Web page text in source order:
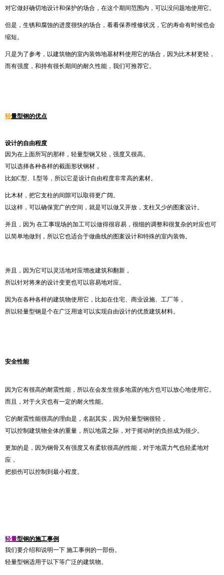
对它做好确切地设计和保护的场合，在这个期间范围内，可以没问题地使用它。
但是，生锈和腐蚀的进度很快的场合，看看保养维修状况，它的寿命有时候也会
缩短。
只是为了参考，以建筑物的室内装饰地基材料使用它的场合，因为比木材更轻，
而有强度，和持有很长期间的耐久性能，我们可推荐它。
轻量型钢的优点
设计的自由程度
因为在上面所写的那样，轻量型钢又轻，强度又很高。
可以选择各种各样的截面形状钢材，
比如C型、L型等，所以它是设计自由程度非常高的素材。
比木材，把它支柱的间隙可以取得更广阔。
以这样，可以确保宽广的空间，就是可以做又开放，支柱又少的图案设计。
并且，因为 在工事现场的加工可以做得很容易，很细的调整和很复杂的对应也可
以简单地做到，所以它也适合于做曲线的图案设计和特殊的室内装饰。
并且，因为它可以灵活地对应增改建筑和翻新，
所以针对将来的设计变更也可以容易地对应。
因为在各种各样的建筑物使用它，比如在住宅、商业设施、工厂等，
所以轻量型钢是个在广泛用途可以实现自由设计的优质建筑材料。
安全性能
因为它有很高的耐震性能，所以在会发生很多地震的地方也可以放心地使用它。
而且，对于火灾也有一定的耐火性能。
它的耐震性能很高的理由是，名副其实，因为轻量型钢很轻，
可以控制建筑物全体的重量，所以地震之际，对于摇动时的负担成为很少。
更加的是，因为钢骨又有强度又有柔软很高的性能，对于地震力气也轻柔地对
应，
把损伤可以控制到最小程度。
轻量型钢的施工事例
我们要介绍和说明一下 施工事例的一部份。
轻量型钢适用于以下等广泛的建筑物。